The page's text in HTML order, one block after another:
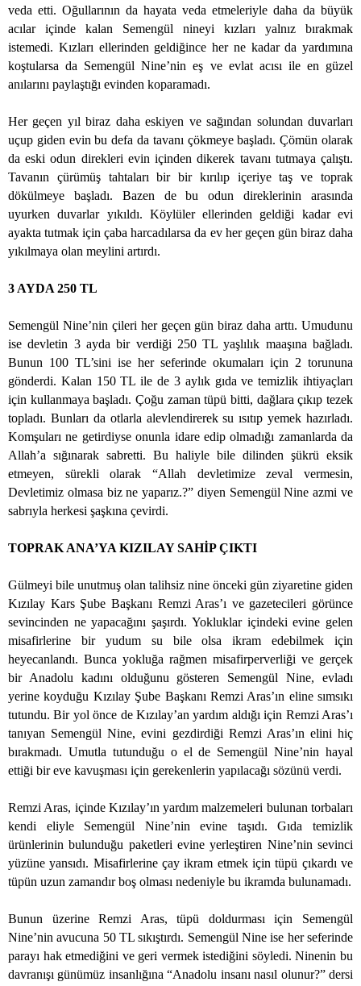
veda etti. Oğullarının da hayata veda etmeleriyle daha da büyük
acılar içinde kalan Semengül nineyi kızları yalnız bırakmak
istemedi. Kızları ellerinden geldiğince her ne kadar da yardımına
koştularsa da Semengül Nine’nin eş ve evlat acısı ile en güzel
anılarını paylaştığı evinden koparamadı.
Her geçen yıl biraz daha eskiyen ve sağından solundan duvarları
uçup giden evin bu defa da tavanı çökmeye başladı. Çömün olarak
da eski odun direkleri evin içinden dikerek tavanı tutmaya çalıştı.
Tavanın çürümüş tahtaları bir bir kırılıp içeriye taş ve toprak
dökülmeye başladı. Bazen de bu odun direklerinin arasında
uyurken duvarlar yıkıldı. Köylüler ellerinden geldiği kadar evi
ayakta tutmak için çaba harcadılarsa da ev her geçen gün biraz daha
yıkılmaya olan meylini artırdı.
3 AYDA 250 TL
Semengül Nine’nin çileri her geçen gün biraz daha arttı. Umudunu
ise devletin 3 ayda bir verdiği 250 TL yaşlılık maaşına bağladı.
Bunun 100 TL’sini ise her seferinde okumaları için 2 torununa
gönderdi. Kalan 150 TL ile de 3 aylık gıda ve temizlik ihtiyaçları
için kullanmaya başladı. Çoğu zaman tüpü bitti, dağlara çıkıp tezek
topladı. Bunları da otlarla alevlendirerek su ısıtıp yemek hazırladı.
Komşuları ne getirdiyse onunla idare edip olmadığı zamanlarda da
Allah’a sığınarak sabretti. Bu haliyle bile dilinden şükrü eksik
etmeyen, sürekli olarak “Allah devletimize zeval vermesin,
Devletimiz olmasa biz ne yaparız.?” diyen Semengül Nine azmi ve
sabrıyla herkesi şaşkına çevirdi.
TOPRAK ANA’YA KIZILAY SAHİP ÇIKTI
Gülmeyi bile unutmuş olan talihsiz nine önceki gün ziyaretine giden
Kızılay Kars Şube Başkanı Remzi Aras’ı ve gazetecileri görünce
sevincinden ne yapacağını şaşırdı. Yokluklar içindeki evine gelen
misafirlerine bir yudum su bile olsa ikram edebilmek için
heyecanlandı. Bunca yokluğa rağmen misafirperverliği ve gerçek
bir Anadolu kadını olduğunu gösteren Semengül Nine, evladı
yerine koyduğu Kızılay Şube Başkanı Remzi Aras’ın eline sımsıkı
tutundu. Bir yol önce de Kızılay’an yardım aldığı için Remzi Aras’ı
tanıyan Semengül Nine, evini gezdirdiği Remzi Aras’ın elini hiç
bırakmadı. Umutla tutunduğu o el de Semengül Nine’nin hayal
ettiği bir eve kavuşması için gerekenlerin yapılacağı sözünü verdi.
Remzi Aras, içinde Kızılay’ın yardım malzemeleri bulunan torbaları
kendi eliyle Semengül Nine’nin evine taşıdı. Gıda temizlik
ürünlerinin bulunduğu paketleri evine yerleştiren Nine’nin sevinci
yüzüne yansıdı. Misafirlerine çay ikram etmek için tüpü çıkardı ve
tüpün uzun zamandır boş olması nedeniyle bu ikramda bulunamadı.
Bunun üzerine Remzi Aras, tüpü doldurması için Semengül
Nine’nin avucuna 50 TL sıkıştırdı. Semengül Nine ise her seferinde
parayı hak etmediğini ve geri vermek istediğini söyledi. Ninenin bu
davranışı günümüz insanlığına “Anadolu insanı nasıl olunur?” dersi